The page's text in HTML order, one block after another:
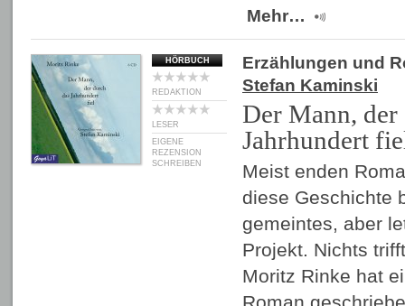
Mehr…
HÖRBUCH
REDAKTION
LESER
EIGENE
REZENSION
SCHREIBEN
Erzählungen und
Stefan Kaminski
Der Mann, der
Jahrhundert
Meist enden
diese Geschichte
gemeintes, aber
Projekt. Nichts
Moritz Rinke hat